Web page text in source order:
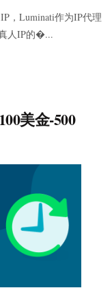
，Luminati作为IP代理
人IP的�...
美金-500